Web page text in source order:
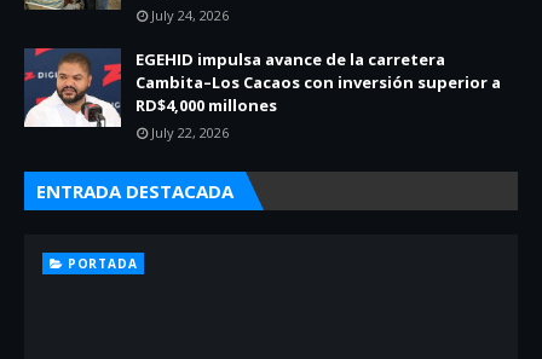
July 24, 2026
EGEHID impulsa avance de la carretera
Cambita–Los Cacaos con inversión superior a
RD$4,000 millones
July 22, 2026
ENTRADA DESTACADA
PORTADA